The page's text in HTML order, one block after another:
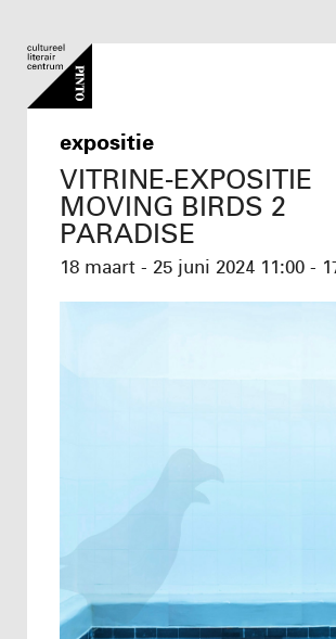
expositie
VITRINE-EXPOSITIE
MOVING BIRDS 2
PARADISE
18 maart - 25 juni 2024 11:00 -